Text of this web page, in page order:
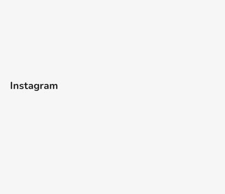
Instagram